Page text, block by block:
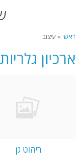
ראשי » עיצוב
ארכיון גלריות
ריהוט גן